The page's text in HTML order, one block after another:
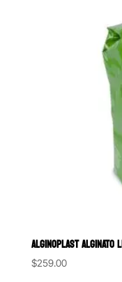
ALGINOPLAST
$259.00